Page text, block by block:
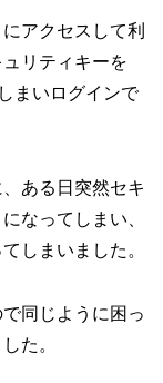
アクセスして利
リティキーを
まいログインで
ある日突然セキ
なってしまい、
しまいました。
同じように困っ
た。